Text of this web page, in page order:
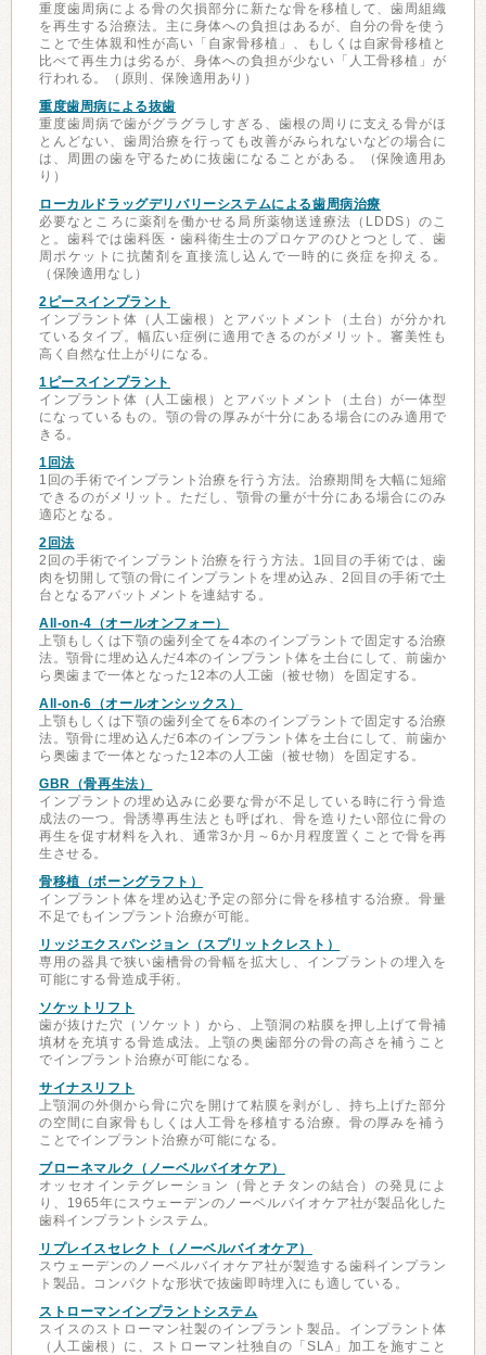
重度歯周病による骨の欠損部分に新たな骨を移植して、歯周組織
を再生する治療法。主に身体への負担はあるが、自分の骨を使う
ことで生体親和性が高い「自家骨移植」、もしくは自家骨移植と
比べて再生力は劣るが、身体への負担が少ない「人工骨移植」が
行われる。（原則、保険適用あり）
重度歯周病による抜歯
重度歯周病で歯がグラグラしすぎる、歯根の周りに支える骨がほ
とんどない、歯周治療を行っても改善がみられないなどの場合に
は、周囲の歯を守るために抜歯になることがある。（保険適用あ
り）
ローカルドラッグデリバリーシステムによる歯周病治療
必要なところに薬剤を働かせる局所薬物送達療法（LDDS）のこ
と。歯科では歯科医・歯科衛生士のプロケアのひとつとして、歯
周ポケットに抗菌剤を直接流し込んで一時的に炎症を抑える。
（保険適用なし）
2ピースインプラント
インプラント体（人工歯根）とアバットメント（土台）が分かれ
ているタイプ。幅広い症例に適用できるのがメリット。審美性も
高く自然な仕上がりになる。
1ピースインプラント
インプラント体（人工歯根）とアバットメント（土台）が一体型
になっているもの。顎の骨の厚みが十分にある場合にのみ適用で
きる。
1回法
1回の手術でインプラント治療を行う方法。治療期間を大幅に短縮
できるのがメリット。ただし、顎骨の量が十分にある場合にのみ
適応となる。
2回法
2回の手術でインプラント治療を行う方法。1回目の手術では、歯
肉を切開して顎の骨にインプラントを埋め込み、2回目の手術で土
台となるアバットメントを連結する。
All-on-4（オールオンフォー）
上顎もしくは下顎の歯列全てを4本のインプラントで固定する治療
法。顎骨に埋め込んだ4本のインプラント体を土台にして、前歯か
ら奥歯まで一体となった12本の人工歯（被せ物）を固定する。
All-on-6（オールオンシックス）
上顎もしくは下顎の歯列全てを6本のインプラントで固定する治療
法。顎骨に埋め込んだ6本のインプラント体を土台にして、前歯か
ら奥歯まで一体となった12本の人工歯（被せ物）を固定する。
GBR（骨再生法）
インプラントの埋め込みに必要な骨が不足している時に行う骨造
成法の一つ。骨誘導再生法とも呼ばれ、骨を造りたい部位に骨の
再生を促す材料を入れ、通常3か月～6か月程度置くことで骨を再
生させる。
骨移植（ボーングラフト）
インプラント体を埋め込む予定の部分に骨を移植する治療。骨量
不足でもインプラント治療が可能。
リッジエクスパンジョン（スプリットクレスト）
専用の器具で狭い歯槽骨の骨幅を拡大し、インプラントの埋入を
可能にする骨造成手術。
ソケットリフト
歯が抜けた穴（ソケット）から、上顎洞の粘膜を押し上げて骨補
填材を充填する骨造成法。上顎の奥歯部分の骨の高さを補うこと
でインプラント治療が可能になる。
サイナスリフト
上顎洞の外側から骨に穴を開けて粘膜を剥がし、持ち上げた部分
の空間に自家骨もしくは人工骨を移植する治療。骨の厚みを補う
ことでインプラント治療が可能になる。
ブローネマルク（ノーベルバイオケア）
オッセオインテグレーション（骨とチタンの結合）の発見によ
り、1965年にスウェーデンのノーベルバイオケア社が製品化した
歯科インプラントシステム。
リプレイスセレクト（ノーベルバイオケア）
スウェーデンのノーベルバイオケア社が製造する歯科インプラン
ト製品。コンパクトな形状で抜歯即時埋入にも適している。
ストローマンインプラントシステム
スイスのストローマン社製のインプラント製品。インプラント体
（人工歯根）に、ストローマン社独自の「SLA」加工を施すこと